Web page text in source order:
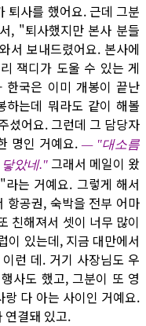
퇴사를 했어요. 근데 그분
, "퇴사했지만 본사 분들
서 보내드렸어요. 본사에
잭디가 도울 수 있는 게
국은 이미 개봉이 끝난
는데 뭐라도 같이 해볼
셨어요. 그런데 그 담당자
명인 거예요. — "대소름
았네." 그래서 메일이 왔
는 거예요. 그렇게 해서
항공권, 숙박을 전부 어마
친해져서 셋이 너무 많이
이 있는데, 지금 대만에서
런 데. 거기 사장님도 우
사도 했고, 그분이 또 영
다 아는 사이인 거예요.
연결돼 있고.